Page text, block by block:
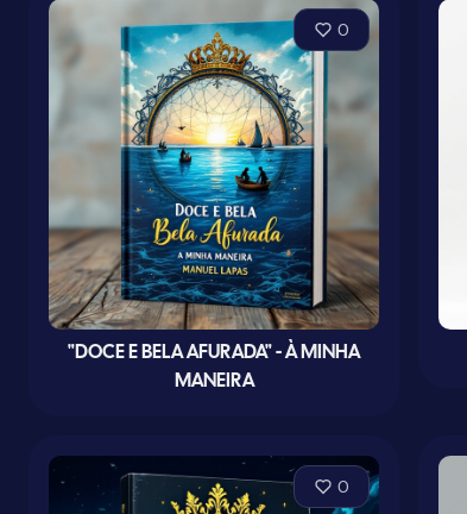
0
"DOCE E BELA AFURADA" - À MINHA
MANEIRA
0